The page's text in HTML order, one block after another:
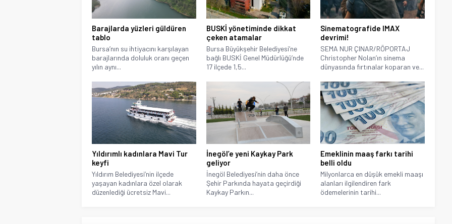
Barajlarda yüzleri güldüren
tablo
Bursa’nın su ihtiyacını karşılayan
barajlarında doluluk oranı geçen
yılın aynı...
BUSKİ yönetiminde dikkat
çeken atamalar
Bursa Büyükşehir Belediyesi’ne
bağlı BUSKİ Genel Müdürlüğü’nde
17 ilçede 1,5...
Sinematografide IMAX
devrimi!
SEMA NUR ÇINAR/RÖPORTAJ
Christopher Nolan’ın sinema
dünyasında fırtınalar koparan ve...
Yıldırımlı kadınlara Mavi Tur
keyfi
Yıldırım Belediyesi’nin ilçede
yaşayan kadınlara özel olarak
düzenlediği ücretsiz Mavi...
İnegöl’e yeni Kaykay Park
geliyor
İnegöl Belediyesi’nin daha önce
Şehir Parkında hayata geçirdiği
Kaykay Parkın...
Emeklinin maaş farkı tarihi
belli oldu
Milyonlarca en düşük emekli maaşı
alanları ilgilendiren fark
ödemelerinin tarihi...